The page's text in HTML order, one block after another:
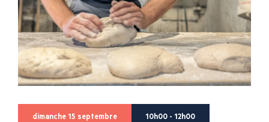
dimanche 15 septembre 10h00 - 12h00